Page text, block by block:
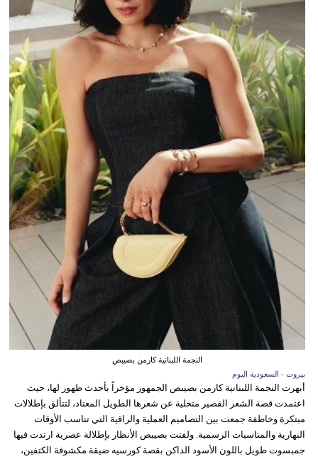
النجمة اللبنانية كارمن بصيبص
بيروت - السعودية اليوم
أبهرت النجمة اللبنانية كارمن بصيبص الجمهور مؤخراً بأحدث ظهور لها، حيث
اعتمدت قصة الشعر القصير متخلية عن شعرها الطويل المعتاد، لتتألق بإطلالات
مبتكرة وخاطفة جمعت بين التصاميم العملية والراقية التي تناسب الأوقات
النهارية والمناسبات الرسمية. ولفتت بصيبص الأنظار بإطلالة عصرية ارتدت فيها
جمبسوت طويل باللون الأسود الداكن بقصة كورسيه ضيقة مكشوفة الكتفين،